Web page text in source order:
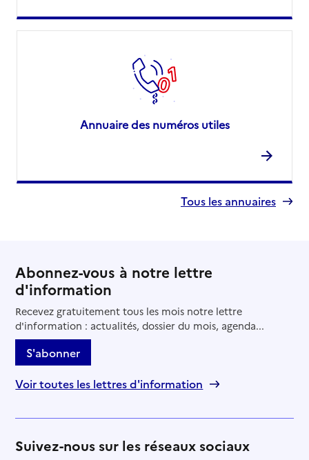
Annuaire des numéros utiles
Tous les annuaires
Abonnez-vous à notre lettre
d'information
Recevez gratuitement tous les mois notre lettre
d'information : actualités, dossier du mois, agenda...
S'abonner
Voir toutes les lettres d'information
Suivez-nous sur les réseaux sociaux